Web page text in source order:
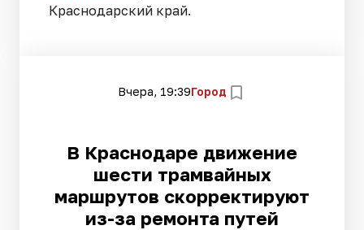
Краснодарский край.
Вчера, 19:39Город
В Краснодаре движение
шести трамвайных
маршрутов скорректируют
из-за ремонта путей